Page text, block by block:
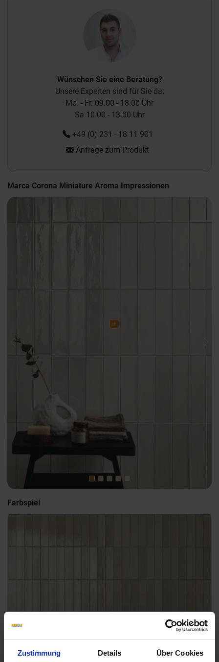
Zustimmung Details Über Cookies
Wünschen Sie eine Beratung?
Unsere Experten sind für Sie da:
Mo. - Fr. 09.00 - 18.00 Uhr
Sa 10.00 - 13.00 Uhr
+49 (0) 231 - 18 11 901
Anfrage zum Produkt
Marca Corona Miniature Aroma Impressionen
Previous
Farbspiel